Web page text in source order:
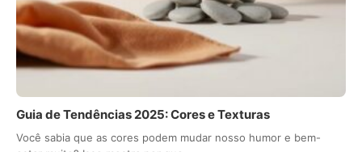
Guia de Tendências 2025: Cores e Texturas
Você sabia que as cores podem mudar nosso humor e bem-